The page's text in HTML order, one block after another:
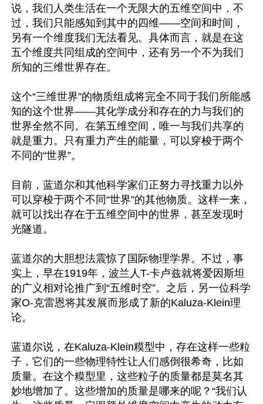
说，我们人类生活在一个无限大的五维空间中，不
过，我们只能感知到其中的四维——空间和时间，
另有一个维度我们无法看见。具体而言，就是在这
五个维度共同组成的空间中，还有另一个不为我们
所知的三维世界存在。
这个“三维世界”的物质组成将完全不同于我们所能感
知的这个世界——其化学成分和存在的力与我们的
世界全然不同。在第五维空间，唯一与我们共享的
就是重力。只有重力产生的能量，可以穿梭于两个
不同的“世界”。
目前，蓝道尔和其他科学家们正努力寻找重力以外
可以穿梭于两个不同“世界”的其他物质。这样一来，
就可以找出存在于五维空间中的世界，甚至发现时
光隧道。
蓝道尔的大胆想法震惊了国际物理学界。不过，事
实上，早在1919年，波兰人T-卡卢兹就将爱因斯坦
的广义相对论推广到“五维时空”。之后，另一位科学
家O-克雷恩将其发展而形成了新的Kaluza-Klein理
论。
蓝道尔说，在Kaluza-Klein糢型中，存在这样一些粒
子，它们的一些物理特性让人们感倒很希奇，比如
质量。在这个糢型里，这些粒子的质量都是莫名其
妙地增加了。这些增加的质量是哪来的呢？“我们认